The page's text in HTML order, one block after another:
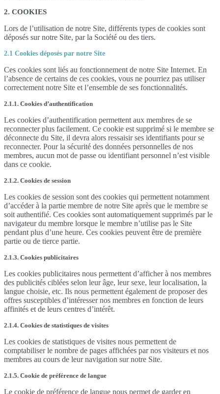
2. COOKIES
Lors de l’utilisation de notre Site, différents types de cookies sont
déposés sur notre Site, par la Société ou des tiers.
2.1 Cookies déposés par notre Site
Ces cookies sont liés au fonctionnement de notre Site Internet. En
l’absence de certains de ces cookies, vous ne pourriez pas utiliser
correctement notre Site et l’ensemble de ses fonctionnalités.
2.1.1. Cookies d’authentification
Les cookies d’authentification permettent aux membres de se
reconnecter plus facilement. Ce cookie est supprimé si le membre se
déconnecte du Site, il devra alors ressaisir ses identifiants pour se
reconnecter. Pour la sécurité des données personnelles de nos
membres, aucun mot de passe ou identifiant personnel n’est visible
dans ce cookie.
2.1.2. Cookies de session
Les cookies de session sont des cookies qui permettent notamment
d’accéder à la partie membre de notre Site après que le membre se
soit authentifié. Ces cookies sont automatiquement supprimés par le
navigateur du membre lorsque le membre n’utilise pas le Site
pendant plus d’une heure. Ces cookies peuvent être de première
partie ou de tierce partie.
2.1.3. Cookies publicitaires
Les cookies publicitaires nous permettent d’afficher à nos membres
des publicités ciblées selon leur âge, leur sexe, leur localisation, la
langue choisie, etc. Ils nous permettent également de proposer des
offres susceptibles d’intéresser nos membres en fonction de leurs
affinités et de leurs centres d’intérêt.
2.1.4. Cookies de statistiques de visites
Les cookies de statistiques de visites nous permettent de
comptabiliser le nombre de pages affichées par nos visiteurs et nos
membres au cours de leur navigation sur notre Site.
2.1.5. Cookie de préférence de langue
Le cookie de préférence de langue nous permet de garder en